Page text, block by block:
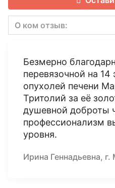
О ком отзыв:
Безмерно
перевязочной на 14
опухолей печени
Тритолий за её
душевной доброты
профессионализм
уровня.
Ирина Геннадьевна, г.